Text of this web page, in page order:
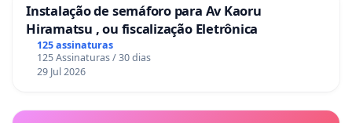
Instalação de semáforo para Av Kaoru
Hiramatsu , ou fiscalização Eletrônica
125 assinaturas
125 Assinaturas / 30 dias
29 Jul 2026